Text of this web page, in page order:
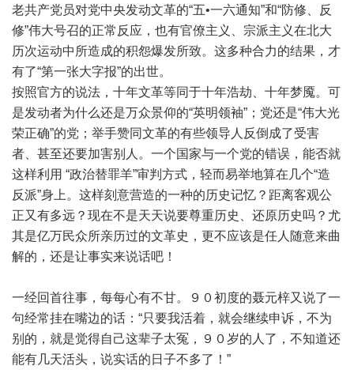
老共产党员对党中央发动文革的“五•一六通知”和“防修、反
修”伟大号召的正常反应，也有官僚主义、宗派主义在北大
历次运动中所造成的积怨爆发所致。这多种合力的结果，才
有了“第一张大字报”的出世。
按照官方的说法，十年文革等同于十年浩劫、十年梦魇。可
是发动者为什么还是万众景仰的“英明领袖”；党还是“伟大光
荣正确”的党；举手赞同文革的有些领导人反倒成了受害
者、甚至还要加害别人。一个国家与一个党的错误，能否就
这样利用 “政治替罪羊”审判方式，轻而易举地算在几个“造
反派”身上。这样刻意营造的一种的历史记忆？距离客观公
正又有多远？现在不是天天说要尊重历史、还原历史吗？尤
其是亿万民众所亲历过的文革史，更不应该是任人随意来曲
解的，还是让事实来说话吧！
一经回首往事，每每心有不甘。９０初度的聂元梓又说了一
句经常挂在嘴边的话：“只要我活着，就会继续申诉，不为
别的，就是觉得自己这辈子太冤，９０岁的人了，不知道还
能有几天活头，说实话的日子不多了！”